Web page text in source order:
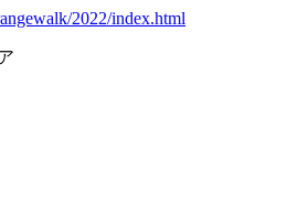
2022/index.html